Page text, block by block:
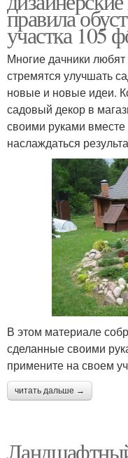
правила
участка 105
Многие дачники
стремятся улучшать
новые и новые идеи.
садовый декор в
своими руками
наслаждаться
В этом материале
сделанные своими
примените на своем
читать дальше →